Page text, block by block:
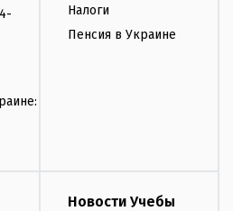
Налоги
Пенсия в Украине
Новости Учебы